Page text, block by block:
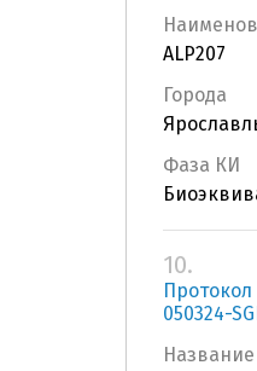
ALP207
Города
Фаза КИ
10.
Протокол
050324-